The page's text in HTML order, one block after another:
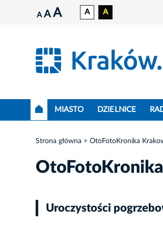
A A A A A
MIASTO DZIELNICE
Strona główna OtoFotoKronika
Uroczystości